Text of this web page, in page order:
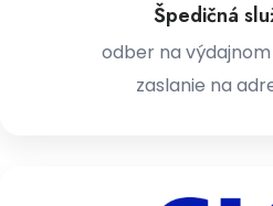
Špedičná
odber na
zaslanie na